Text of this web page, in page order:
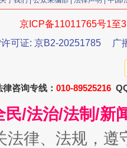
今
京ICP备11011765号1至
许可证: 京B2-20251785
广
咨询专线： 010-89525216
/法治/法制/新
法律、法规，